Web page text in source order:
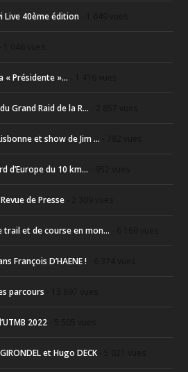
Live 40ème édition
« Présidente »...
Grand Raid de la R...
et show de Jim ...
d’Europe du 10 km...
de Presse
trail et de course en mon...
François D’HAENE !
parcours
2022
et Hugo DECK